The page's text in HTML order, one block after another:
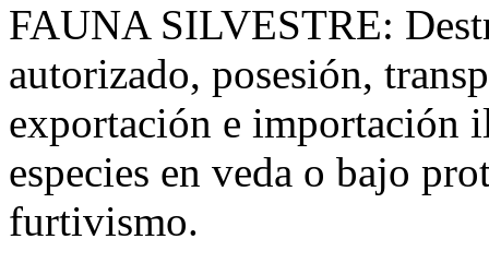
FAUNA SILVESTRE:
autorizado, posesión,
exportación e importación
especies en veda o bajo
furtivismo.